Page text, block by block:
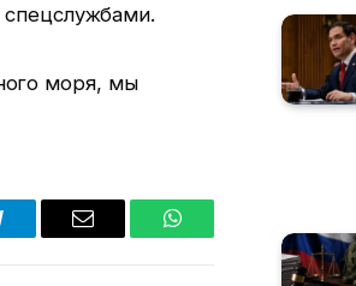
моря, мы
Email WhatsApp